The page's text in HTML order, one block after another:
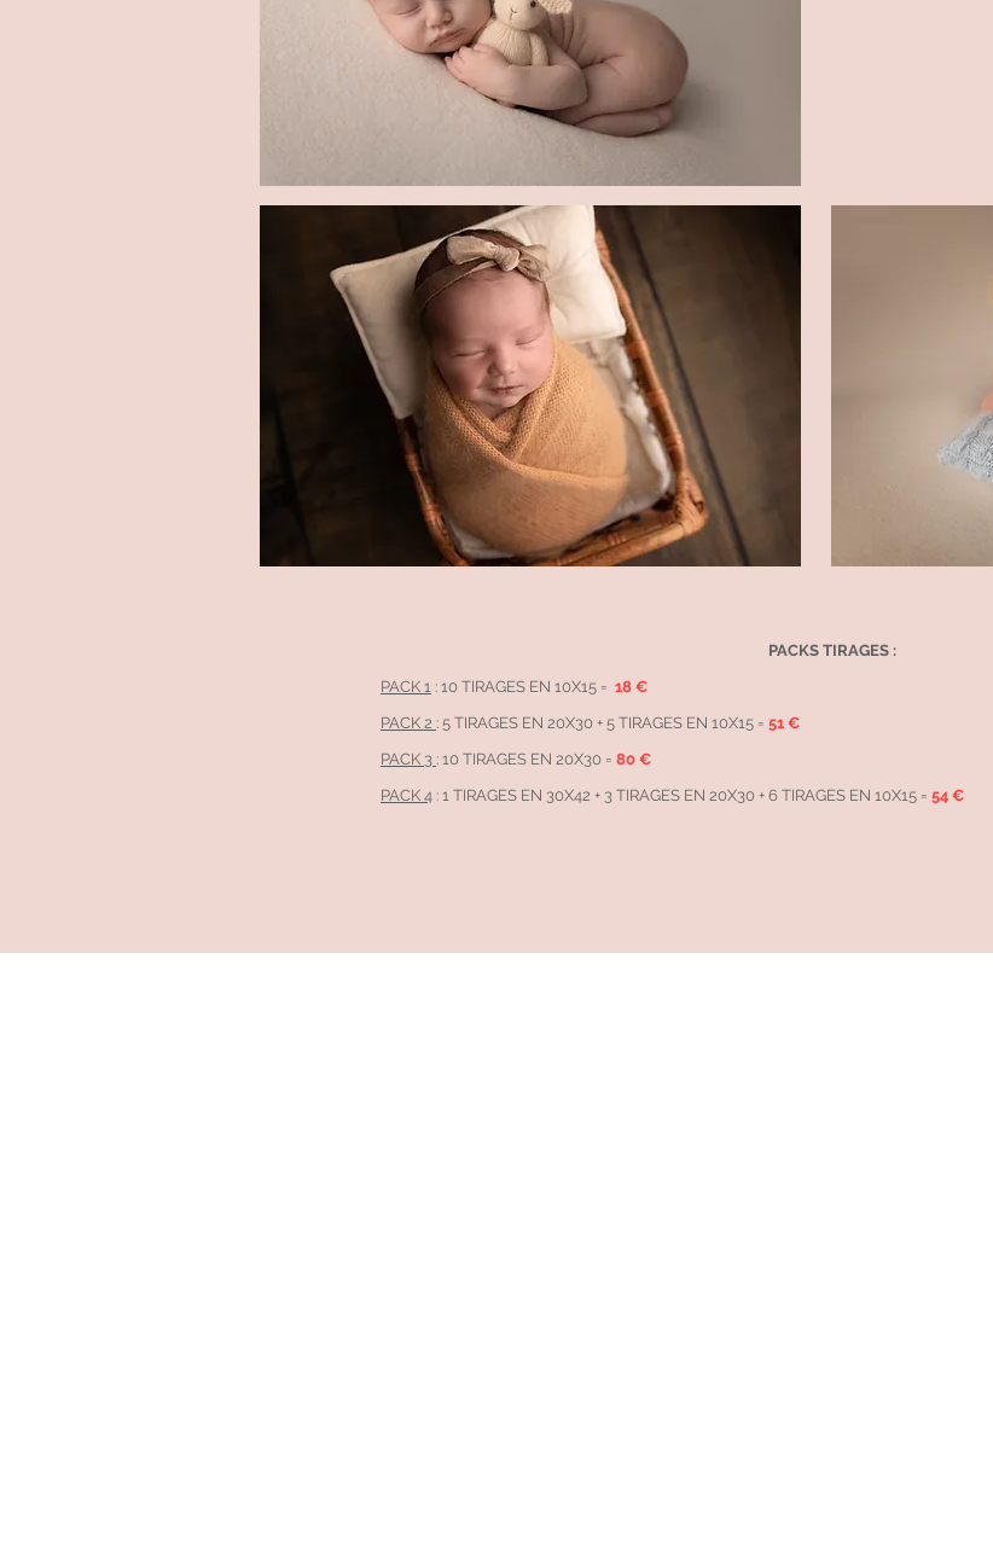
PACKS TIRAGES :
PACK 1 : 10 TIRAGES EN 10X15 = 18 €
PACK 2 : 5 TIRAGES EN 20X30 + 5 TIRAGES EN 10X15 = 51 €
PACK 3 : 10 TIRAGES EN 20X30 = 80 €
PACK 4 : 1 TIRAGES EN 30X42 + 3 TIRAGES EN 20X30 + 6 TIRAGES EN 10X15 = 54 €